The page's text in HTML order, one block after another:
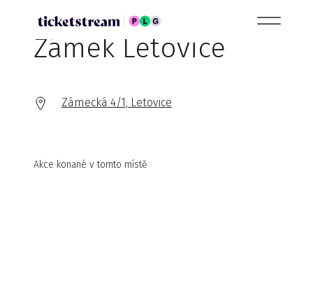
Zámek Letovice
Zámecká 4/1, Letovice
Akce konané v tomto místě